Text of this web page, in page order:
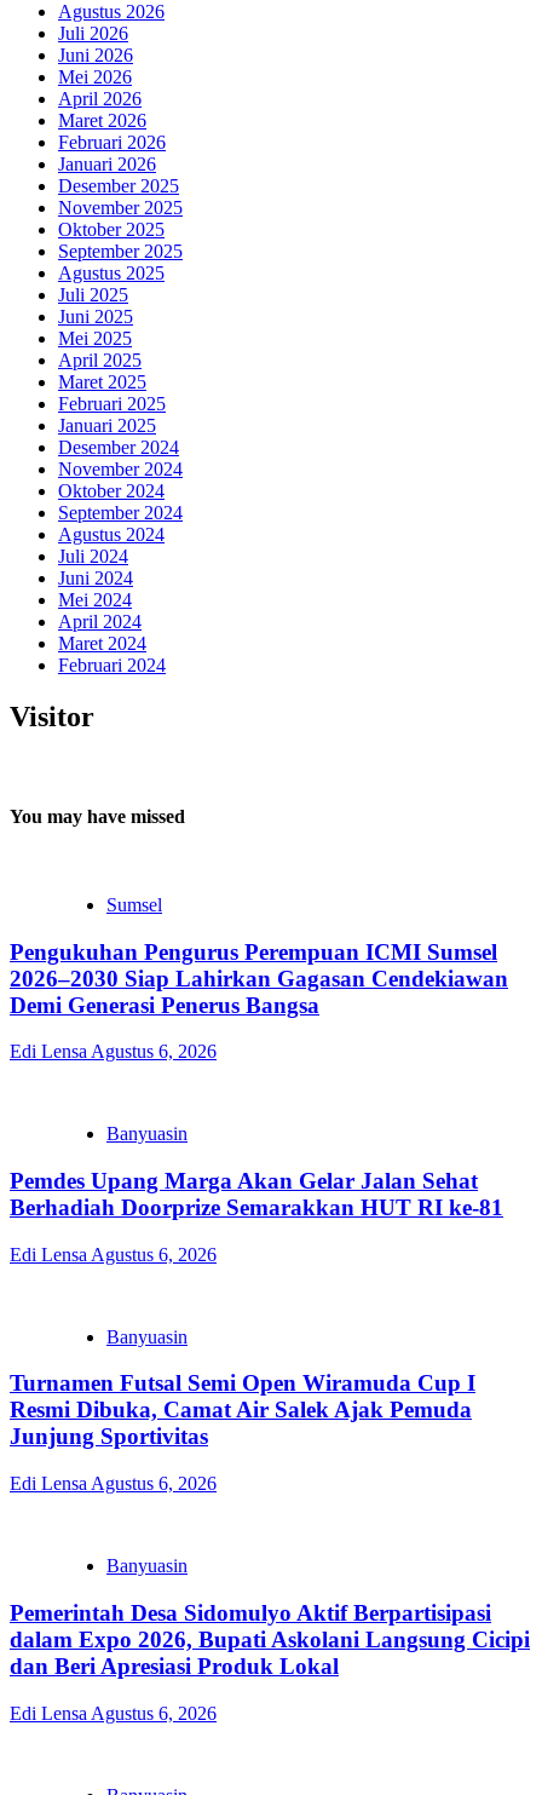
Agustus 2026
Juli 2026
Juni 2026
Mei 2026
April 2026
Maret 2026
Februari 2026
Januari 2026
Desember 2025
November 2025
Oktober 2025
September 2025
Agustus 2025
Juli 2025
Juni 2025
Mei 2025
April 2025
Maret 2025
Februari 2025
Januari 2025
Desember 2024
November 2024
Oktober 2024
September 2024
Agustus 2024
Juli 2024
Juni 2024
Mei 2024
April 2024
Maret 2024
Februari 2024
Visitor
You may have missed
Sumsel
Pengukuhan Pengurus Perempuan ICMI Sumsel
2026–2030 Siap Lahirkan Gagasan Cendekiawan
Demi Generasi Penerus Bangsa
Edi Lensa Agustus 6, 2026
Banyuasin
Pemdes Upang Marga Akan Gelar Jalan Sehat
Berhadiah Doorprize Semarakkan HUT RI ke-81
Edi Lensa Agustus 6, 2026
Banyuasin
Turnamen Futsal Semi Open Wiramuda Cup I
Resmi Dibuka, Camat Air Salek Ajak Pemuda
Junjung Sportivitas
Edi Lensa Agustus 6, 2026
Banyuasin
Pemerintah Desa Sidomulyo Aktif Berpartisipasi
dalam Expo 2026, Bupati Askolani Langsung Cicipi
dan Beri Apresiasi Produk Lokal
Edi Lensa Agustus 6, 2026